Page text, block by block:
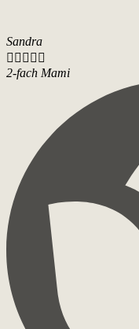
Sandra
    
2-fach Mami